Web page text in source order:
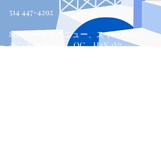
514 447-4292
8815パークアベニュー、スイート100
モントリオール、QC、H2N 1Y7